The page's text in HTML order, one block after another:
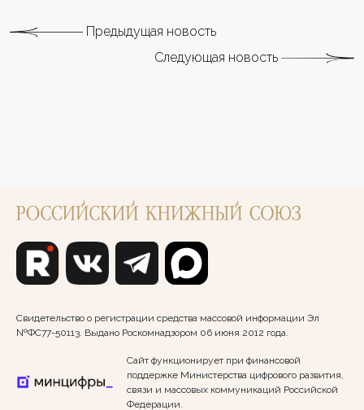
Предыдущая новость
Следующая новость
Свидетельство о регистрации средства массовой информации Эл
№ФС77-50113. Выдано Роскомнадзором 06 июня 2012 года.
Сайт функционирует при финансовой
поддержке Министерства цифрового развития,
связи и массовых коммуникаций Российской
Федерации.